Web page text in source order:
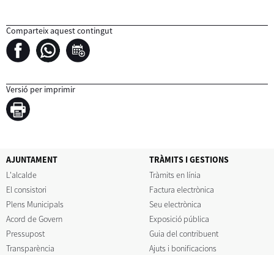
Comparteix aquest contingut
Versió per imprimir
AJUNTAMENT
L'alcalde
El consistori
Plens Municipals
Acord de Govern
Pressupost
Transparència
TRÀMITS I GESTIONS
Tràmits en línia
Factura electrònica
Seu electrònica
Exposició pública
Guia del contribuent
Ajuts i bonificacions